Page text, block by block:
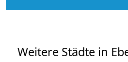
Weitere Städte in